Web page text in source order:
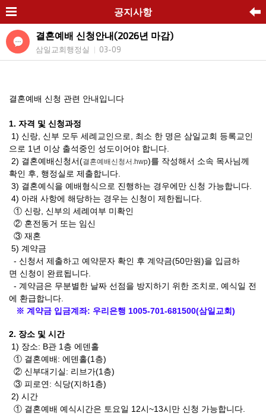
공지사항
결혼예배 신청안내(2026년 마감)
삼일교회행정실 03-09
결혼예배 신청 관련 안내입니다
1. 자격 및 신청과정
1) 신랑 신부 모두 세례교인으로
최소 한 명은 삼일교회 등록교인
으로 1 년 이상 출석중인 성도이어야 합니다
2) 결혼예배신청서(결혼예배신청서.hwp)를 작성해서 소속 목사님께
확인 후
행정실로 제출합니다
3) 결혼예식을 예배형식으로 진행하는 경우에만 신청 가능합니다
4) 아래 사항에 해당하는 경우는 신청이 제한됩니다
① 신랑 신부의 세례여부 미확인
② 혼전동거 또는 임신
③ 재혼
5) 계약금
- 신청서 제출하고 예약문자 확인 후 계약금(50만원)을 입금하
면 신청이 완료됩니다
- 계약금은 무분별한 날짜 선점을 방지하기 위한 조치로
예식일 전
에 환급합니다
※ 계약금 입금계좌: 우리은행 1005-701-681500(삼일교회)
2. 장소 및 시간
1) 장소: B관 1 층 에덴홀
① 결혼예배: 에덴홀(1 층)
② 신부대기실: 리브가(1 층)
③ 피로연: 식당(지하1 층)
2) 시간
① 결혼예배 예식시간은 토요일 12시~13시만 신청 가능합니다.